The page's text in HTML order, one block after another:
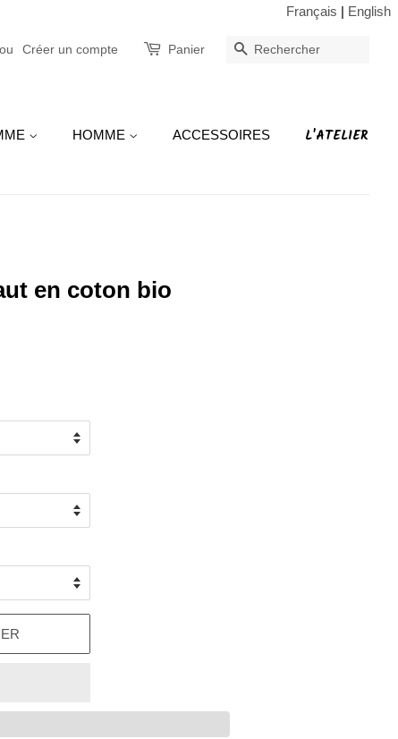
Français | English
ou Créer un compte Panier RECHERCHE
HOMME ACCESSOIRES L'ATELIER
en coton bio